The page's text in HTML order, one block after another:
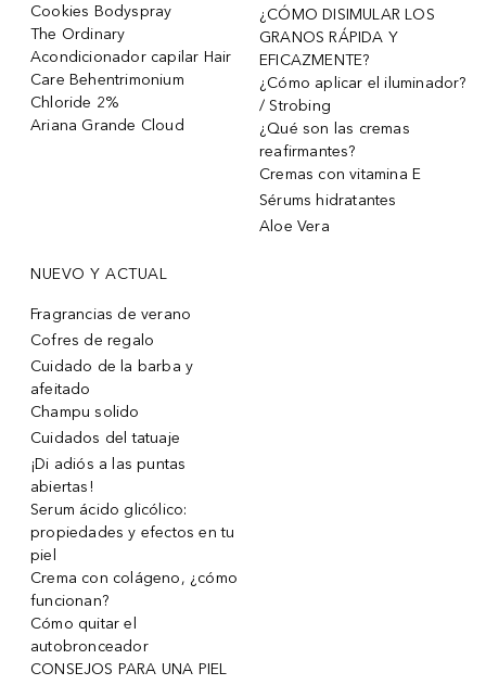
Cookies Bodyspray
The Ordinary
Acondicionador capilar Hair
Care Behentrimonium
Chloride 2%
Ariana Grande Cloud
¿CÓMO DISIMULAR LOS
GRANOS RÁPIDA Y
EFICAZMENTE?
¿Cómo aplicar el iluminador?
/ Strobing
¿Qué son las cremas
reafirmantes?
Cremas con vitamina E
Sérums hidratantes
Aloe Vera
NUEVO Y ACTUAL
Fragrancias de verano
Cofres de regalo
Cuidado de la barba y
afeitado
Champu solido
Cuidados del tatuaje
¡Di adiós a las puntas
abiertas!
Serum ácido glicólico:
propiedades y efectos en tu
piel
Crema con colágeno, ¿cómo
funcionan?
Cómo quitar el
autobronceador
CONSEJOS PARA UNA PIEL